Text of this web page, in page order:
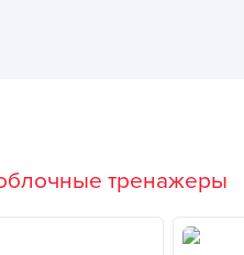
тренажеры